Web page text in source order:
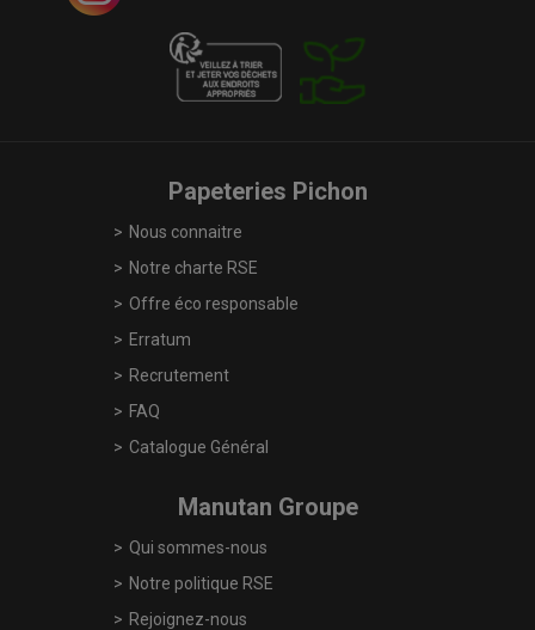
Papeteries Pichon
Nous connaitre
Notre charte RSE
Offre éco responsable
Erratum
Recrutement
FAQ
Catalogue Général
Manutan Groupe
Qui sommes-nous
Notre politique RSE
Rejoignez-nous